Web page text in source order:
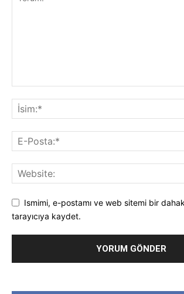
Ismimi, e-postamı ve web sitemi bir
tarayıcıya kaydet.